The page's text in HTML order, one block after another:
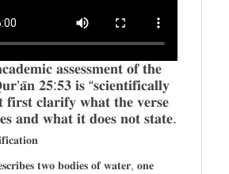
𝐚𝐬𝐬𝐞𝐬𝐬𝐦𝐞𝐧𝐭 𝐨𝐟 𝐭𝐡𝐞
𝟐𝟓:𝟓𝟑 𝐢𝐬 “𝐬𝐜𝐢𝐞𝐧𝐭𝐢𝐟𝐢𝐜𝐚𝐥𝐥𝐲
𝐜𝐥𝐚𝐫𝐢𝐟𝐲 𝐰𝐡𝐚𝐭 𝐭𝐡𝐞 𝐯𝐞𝐫𝐬𝐞
𝐚𝐧𝐝 𝐰𝐡𝐚𝐭 𝐢𝐭 𝐝𝐨𝐞𝐬 𝐧𝐨𝐭 𝐬𝐭𝐚𝐭𝐞.
𝐭𝐰𝐨 𝐛𝐨𝐝𝐢𝐞𝐬 𝐨𝐟 𝐰𝐚𝐭𝐞𝐫, 𝐨𝐧𝐞